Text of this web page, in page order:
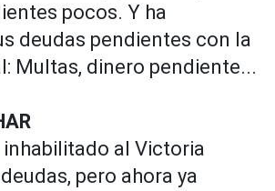
pocos. Y ha
deudas pendientes con la
Multas, dinero pendiente...
inhabilitado al Victoria
pero ahora ya